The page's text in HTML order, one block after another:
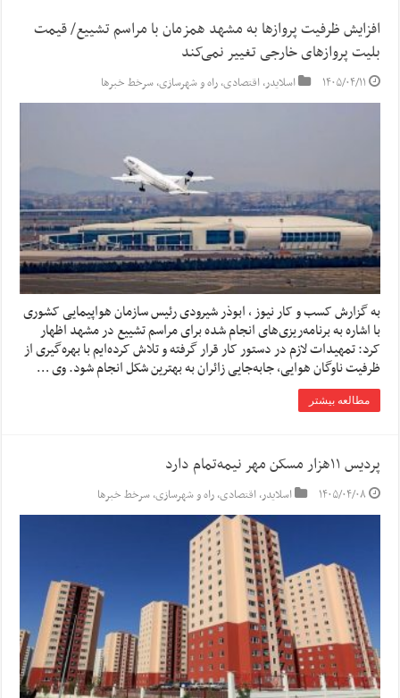
افزایش ظرفیت پروازها به مشهد همزمان با مراسم تشییع/ قیمت
بلیت پروازهای خارجی تغییر نمی‌کند
۱۴۰۵/۰۴/۱۱ اسلایدر,اقتصادی,راه و شهرسازی,سرخط خبرها
به گزارش کسب و کار نیوز ، ابوذر شیرودی رئیس سازمان هواپیمایی کشوری
با اشاره به برنامه‌ریزی‌های انجام شده برای مراسم تشییع در مشهد اظهار
کرد: تمهیدات لازم در دستور کار قرار گرفته و تلاش کرده‌ایم با بهره‌گیری از
ظرفیت ناوگان هوایی، جابه‌جایی زائران به بهترین شکل انجام شود. وی …
مطالعه بیشتر
پردیس ۱۱هزار مسکن مهر نیمه‌تمام دارد
۱۴۰۵/۰۴/۰۸ اسلایدر,اقتصادی,راه و شهرسازی,سرخط خبرها